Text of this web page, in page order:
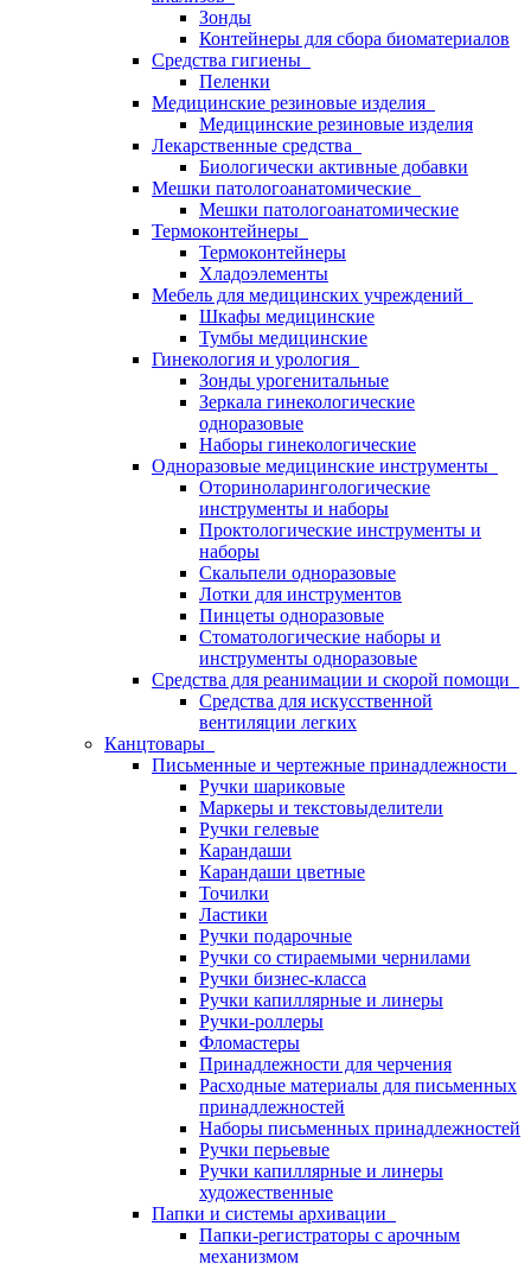
Зонды
Контейнеры для сбора биоматериалов
Средства гигиены
Пеленки
Медицинские резиновые изделия
Медицинские резиновые изделия
Лекарственные средства
Биологически активные добавки
Мешки патологоанатомические
Мешки патологоанатомические
Термоконтейнеры
Термоконтейнеры
Хладоэлементы
Мебель для медицинских учреждений
Шкафы медицинские
Тумбы медицинские
Гинекология и урология
Зонды урогенитальные
Зеркала гинекологические
одноразовые
Наборы гинекологические
Одноразовые медицинские инструменты
Оториноларингологические
инструменты и наборы
Проктологические инструменты и
наборы
Скальпели одноразовые
Лотки для инструментов
Пинцеты одноразовые
Стоматологические наборы и
инструменты одноразовые
Средства для реанимации и скорой помощи
Средства для искусственной
вентиляции легких
Канцтовары
Письменные и чертежные принадлежности
Ручки шариковые
Маркеры и текстовыделители
Ручки гелевые
Карандаши
Карандаши цветные
Точилки
Ластики
Ручки подарочные
Ручки со стираемыми чернилами
Ручки бизнес-класса
Ручки капиллярные и линеры
Ручки-роллеры
Фломастеры
Принадлежности для черчения
Расходные материалы для письменных
принадлежностей
Наборы письменных принадлежностей
Ручки перьевые
Ручки капиллярные и линеры
художественные
Папки и системы архивации
Папки-регистраторы с арочным
механизмом